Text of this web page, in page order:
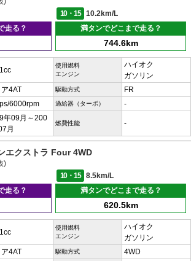
10・15
10.2km/L
走る？
満タンでどこまで走る？
744.6km
使用燃料
エンジン
ハイオク
ガソリン
4AT 駆動方式 FR
6000rpm 過給器（ターボ） -
年09月～200
月
燃費性能 -
エクストラ Four 4WD
)
10・15
8.5km/L
走る？
満タンでどこまで走る？
620.5km
使用燃料
エンジン
ハイオク
ガソリン
4AT 駆動方式 4WD